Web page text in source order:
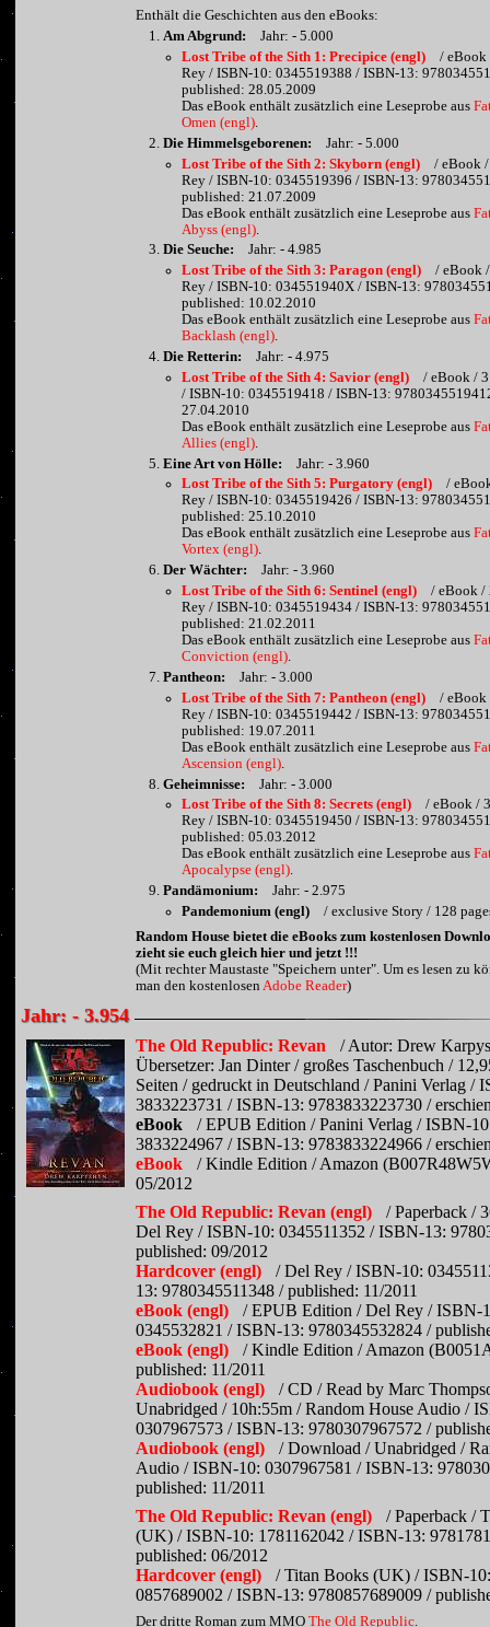
Enthält die Geschichten aus den eBooks:
Am Abgrund:
Jahr: - 5.000
Lost Tribe of the Sith 1: Precipice (engl)
/ eBook
Rey / ISBN-10: 0345519388 / ISBN-13:
published: 28.05.2009
Das eBook enthält zusätzlich eine Leseprobe aus
Omen (engl).
Die Himmelsgeborenen:
Jahr: - 5.000
Lost Tribe of the Sith 2: Skyborn (engl)
/ eBook
Rey / ISBN-10: 0345519396 / ISBN-13:
published: 21.07.2009
Das eBook enthält zusätzlich eine Leseprobe aus
Abyss (engl)
Die Seuche:
Jahr: - 4.985
Lost Tribe of the Sith 3: Paragon (engl)
/ eBook
Rey / ISBN-10: 034551940X / ISBN-13:
published: 10.02.2010
Das eBook enthält zusätzlich eine Leseprobe aus
Backlash (engl).
Die Retterin:
Jahr: - 4.975
Lost Tribe of the Sith 4: Savior (engl)
/ eBook /
/ ISBN-10: 0345519418 / ISBN-13:
27.04.2010
Das eBook enthält zusätzlich eine Leseprobe aus
Allies (engl).
Eine Art von Hölle:
Jahr: - 3.960
Lost Tribe of the Sith 5: Purgatory (engl)
/
Rey / ISBN-10: 0345519426 / ISBN-13:
published: 25.10.2010
Das eBook enthält zusätzlich eine Leseprobe aus
Vortex (engl).
Der Wächter:
Jahr: - 3.960
Lost Tribe of the Sith 6: Sentinel (engl)
/ eBook /
Rey / ISBN-10: 0345519434 / ISBN-13:
published: 21.02.2011
Das eBook enthält zusätzlich eine Leseprobe aus
Conviction (engl).
Pantheon:
Jahr: - 3.000
Lost Tribe of the Sith 7: Pantheon (engl)
/ eBook
Rey / ISBN-10: 0345519442 / ISBN-13:
published: 19.07.2011
Das eBook enthält zusätzlich eine Leseprobe aus
Ascension (engl)
Geheimnisse:
Jahr: - 3.000
Lost Tribe of the Sith 8: Secrets (engl)
/ eBook /
Rey / ISBN-10: 0345519450 / ISBN-13:
published: 05.03.2012
Das eBook enthält zusätzlich eine Leseprobe aus
Apocalypse (engl).
Pandämonium:
Jahr: - 2.975
Pandemonium (engl)
/ exclusive Story / 128
Random House bietet die eBooks zum kostenlosen
zieht sie euch gleich hier und jetzt !!!
(Mit rechter Maustaste "Speichern unter". Um es lesen zu
man den kostenlosen Adobe Reader)
Jahr: - 3.954
The Old Republic: Revan
/ Autor: Drew
Übersetzer: Jan Dinter / großes Taschenbuch /
Seiten / gedruckt in Deutschland / Panini Verlag /
3833223731 / ISBN-13: 9783833223730 /
eBook
/ EPUB Edition / Panini Verlag / ISBN-
3833224967 / ISBN-13: 9783833224966 /
eBook
/ Kindle Edition / Amazon
05/2012
The Old Republic: Revan (engl)
/ Paperback /
Del Rey / ISBN-10: 0345511352 / ISBN-13:
published: 09/2012
Hardcover (engl)
/ Del Rey / ISBN-10:
13: 9780345511348 / published: 11/2011
eBook (engl)
/ EPUB Edition / Del Rey / ISBN-
0345532821 / ISBN-13: 9780345532824 /
eBook (engl)
/ Kindle Edition / Amazon
published: 11/2011
Audiobook (engl)
/ CD / Read by Marc
Unabridged / 10h:55m / Random House Audio /
0307967573 / ISBN-13: 9780307967572 /
Audiobook (engl)
/ Download / Unabridged /
Audio / ISBN-10: 0307967581 / ISBN-13:
published: 11/2011
The Old Republic: Revan (engl)
/ Paperback /
(UK) / ISBN-10: 1781162042 / ISBN-13:
published: 06/2012
Hardcover (engl)
/ Titan Books (UK) / ISBN-
0857689002 / ISBN-13: 9780857689009 /
Der dritte Roman zum MMOThe Old Republic.